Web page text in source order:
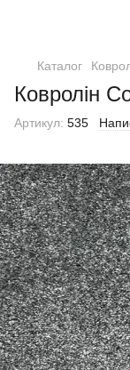
Каталог
Ковролін
Артикул: 535